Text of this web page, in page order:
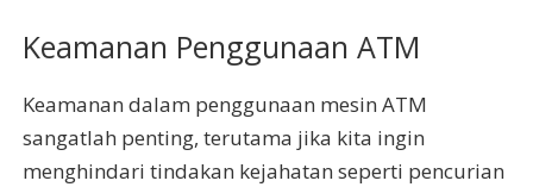
Keamanan Penggunaan ATM
Keamanan dalam penggunaan mesin ATM
sangatlah penting, terutama jika kita ingin
menghindari tindakan kejahatan seperti pencurian